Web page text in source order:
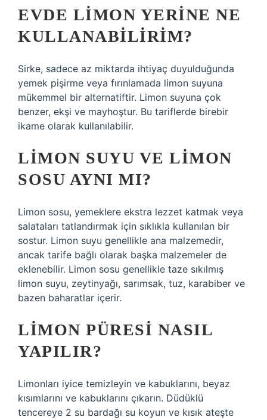
EVDE LIMON YERINE NE
KULLANABILIRIM?
Sirke, sadece az miktarda ihtiyaç duyulduğunda
yemek pişirme veya fırınlamada limon suyuna
mükemmel bir alternatiftir. Limon suyuna çok
benzer, ekşi ve mayhoştur. Bu tariflerde birebir
ikame olarak kullanılabilir.
LIMON SUYU VE LIMON
SOSU AYNI MI?
Limon sosu, yemeklere ekstra lezzet katmak veya
salataları tatlandırmak için sıklıkla kullanılan bir
sostur. Limon suyu genellikle ana malzemedir,
ancak tarife bağlı olarak başka malzemeler de
eklenebilir. Limon sosu genellikle taze sıkılmış
limon suyu, zeytinyağı, sarımsak, tuz, karabiber ve
bazen baharatlar içerir.
LIMON PÜRESI NASIL
YAPILIR?
Limonları iyice temizleyin ve kabuklarını, beyaz
kısımlarını ve kabuklarını çıkarın. Düdüklü
tencereye 2 su bardağı su koyun ve kısık ateşte